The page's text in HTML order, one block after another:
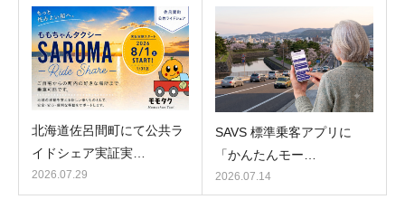
北海道佐呂間町にて公共ラ
イドシェア実証実…
2026.07.29
SAVS 標準乗客アプリに
「かんたんモー…
2026.07.14